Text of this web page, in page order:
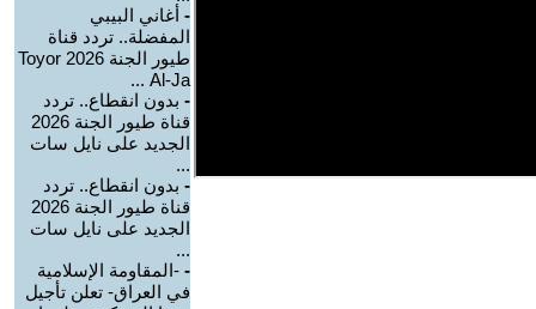
- أغاني البيبي
المفضلة.. تردد قناة
طيور الجنة 2026 Toyor
Al-Ja ...
- بدون انقطاع.. تردد
قناة طيور الجنة 2026
الجديد على نايل سات
...
- بدون انقطاع.. تردد
قناة طيور الجنة 2026
الجديد على نايل سات
...
- -المقاومة الإسلامية
في العراق- تعلن تأجيل